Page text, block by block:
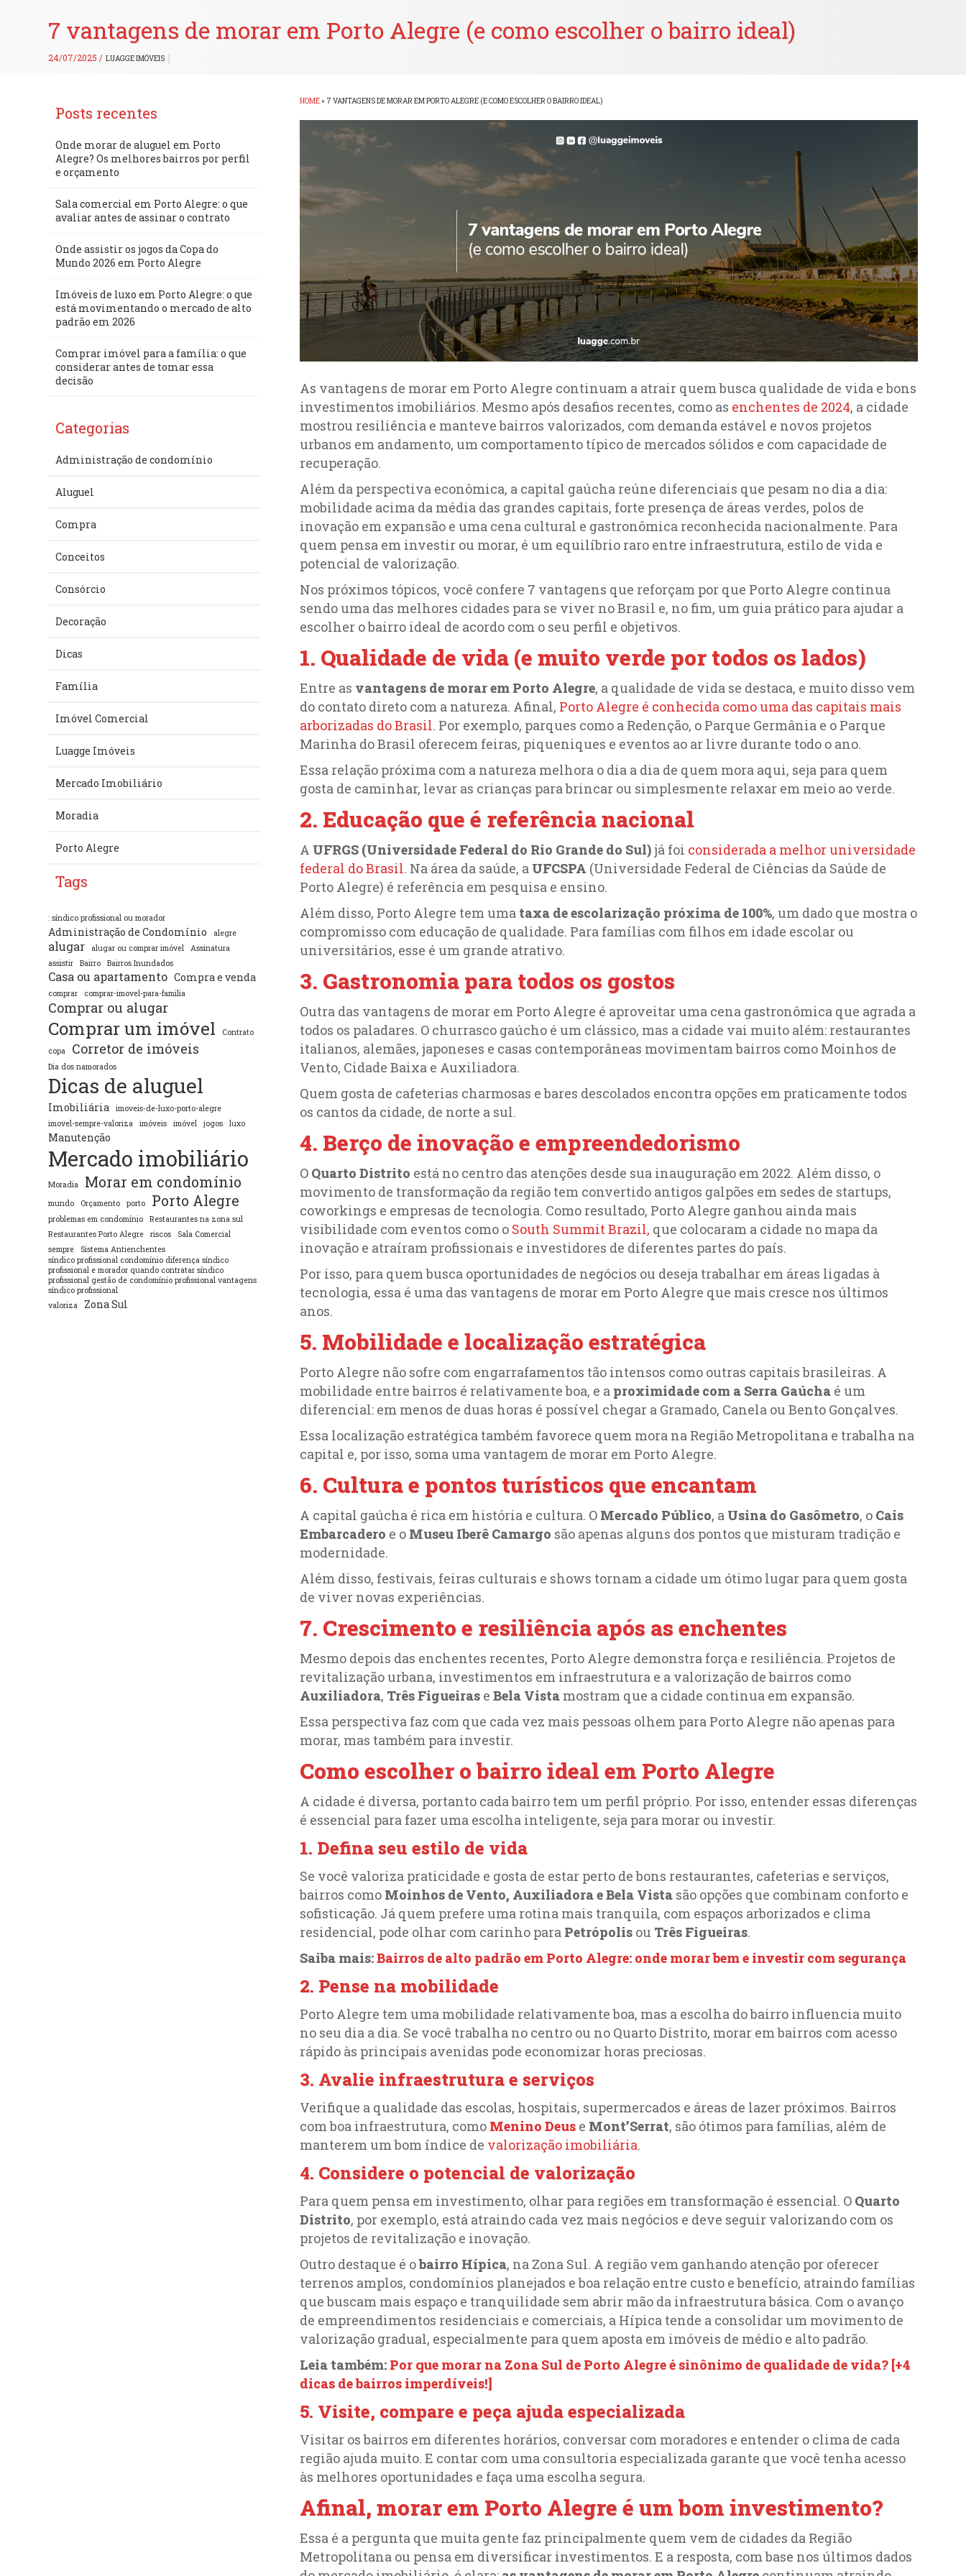
7 vantagens de morar em Porto Alegre (e como escolher o bairro ideal)
24/07/2025 / LUAGGE IMÓVEIS
HOME» 7 VANTAGENS DE MORAR EM PORTO ALEGRE (E COMO ESCOLHER O BAIRRO IDEAL)
As vantagens de morar em Porto Alegre continuam a atrair quem busca qualidade de vida e bons
investimentos imobiliários. Mesmo após desafios recentes, como as enchentes de 2024, a cidade
mostrou resiliência e manteve bairros valorizados, com demanda estável e novos projetos
urbanos em andamento, um comportamento típico de mercados sólidos e com capacidade de
recuperação.
Além da perspectiva econômica, a capital gaúcha reúne diferenciais que pesam no dia a dia:
mobilidade acima da média das grandes capitais, forte presença de áreas verdes, polos de
inovação em expansão e uma cena cultural e gastronômica reconhecida nacionalmente. Para
quem pensa em investir ou morar, é um equilíbrio raro entre infraestrutura, estilo de vida e
potencial de valorização.
Nos próximos tópicos, você confere 7 vantagens que reforçam por que Porto Alegre continua
sendo uma das melhores cidades para se viver no Brasil e, no fim, um guia prático para ajudar a
escolher o bairro ideal de acordo com o seu perfil e objetivos.
1. Qualidade de vida (e muito verde por todos os lados)
Entre as vantagens de morar em Porto Alegre, a qualidade de vida se destaca, e muito disso vem
do contato direto com a natureza. Afinal, Porto Alegre é conhecida como uma das capitais mais
arborizadas do Brasil. Por exemplo, parques como a Redenção, o Parque Germânia e o Parque
Marinha do Brasil oferecem feiras, piqueniques e eventos ao ar livre durante todo o ano.
Essa relação próxima com a natureza melhora o dia a dia de quem mora aqui, seja para quem
gosta de caminhar, levar as crianças para brincar ou simplesmente relaxar em meio ao verde.
2. Educação que é referência nacional
A UFRGS (Universidade Federal do Rio Grande do Sul)já foi considerada a melhor universidade
federal do Brasil. Na área da saúde, a UFCSPA (Universidade Federal de Ciências da Saúde de
Porto Alegre) é referência em pesquisa e ensino.
Além disso, Porto Alegre tem uma taxa de escolarização próxima de 100%, um dado que mostra o
compromisso com educação de qualidade. Para famílias com filhos em idade escolar ou
universitários, esse é um grande atrativo.
3. Gastronomia para todos os gostos
Outra das vantagens de morar em Porto Alegre é aproveitar uma cena gastronômica que agrada a
todos os paladares. O churrasco gaúcho é um clássico, mas a cidade vai muito além: restaurantes
italianos, alemães, japoneses e casas contemporâneas movimentam bairros como Moinhos de
Vento, Cidade Baixa e Auxiliadora.
Quem gosta de cafeterias charmosas e bares descolados encontra opções em praticamente todos
os cantos da cidade, de norte a sul.
4. Berço de inovação e empreendedorismo
O Quarto Distrito está no centro das atenções desde sua inauguração em 2022. Além disso, o
movimento de transformação da região tem convertido antigos galpões em sedes de startups,
coworkings e empresas de tecnologia. Como resultado, Porto Alegre ganhou ainda mais
visibilidade com eventos como o South Summit Brazil, que colocaram a cidade no mapa da
inovação e atraíram profissionais e investidores de diferentes partes do país.
Por isso, para quem busca oportunidades de negócios ou deseja trabalhar em áreas ligadas à
tecnologia, essa é uma das vantagens de morar em Porto Alegre que mais cresce nos últimos
anos.
5. Mobilidade e localização estratégica
Porto Alegre não sofre com engarrafamentos tão intensos como outras capitais brasileiras. A
mobilidade entre bairros é relativamente boa, e a proximidade com a Serra Gaúcha é um
diferencial: em menos de duas horas é possível chegar a Gramado, Canela ou Bento Gonçalves.
Essa localização estratégica também favorece quem mora na Região Metropolitana e trabalha na
capital e, por isso, soma uma vantagem de morar em Porto Alegre.
6. Cultura e pontos turísticos que encantam
A capital gaúcha é rica em história e cultura. O Mercado Público, a Usina do Gasômetro, o Cais
Embarcadero e o Museu Iberê Camargo são apenas alguns dos pontos que misturam tradição e
modernidade.
Além disso, festivais, feiras culturais e shows tornam a cidade um ótimo lugar para quem gosta
de viver novas experiências.
7. Crescimento e resiliência após as enchentes
Mesmo depois das enchentes recentes, Porto Alegre demonstra força e resiliência. Projetos de
revitalização urbana, investimentos em infraestrutura e a valorização de bairros como
Auxiliadora, Três Figueiras eBela Vista mostram que a cidade continua em expansão.
Essa perspectiva faz com que cada vez mais pessoas olhem para Porto Alegre não apenas para
morar, mas também para investir.
Como escolher o bairro ideal em Porto Alegre
A cidade é diversa, portanto cada bairro tem um perfil próprio. Por isso, entender essas diferenças
é essencial para fazer uma escolha inteligente, seja para morar ou investir.
1. Defina seu estilo de vida
Se você valoriza praticidade e gosta de estar perto de bons restaurantes, cafeterias e serviços,
bairros como Moinhos de Vento, Auxiliadora e Bela Vista são opções que combinam conforto e
sofisticação. Já quem prefere uma rotina mais tranquila, com espaços arborizados e clima
residencial, pode olhar com carinho para Petrópolis ou Três Figueiras.
Saiba mais:Bairros de alto padrão em Porto Alegre: onde morar bem e investir com segurança
2. Pense na mobilidade
Porto Alegre tem uma mobilidade relativamente boa, mas a escolha do bairro influencia muito
no seu dia a dia. Se você trabalha no centro ou no Quarto Distrito, morar em bairros com acesso
rápido às principais avenidas pode economizar horas preciosas.
3. Avalie infraestrutura e serviços
Verifique a qualidade das escolas, hospitais, supermercados e áreas de lazer próximos. Bairros
com boa infraestrutura, como Menino Deus e Mont’Serrat, são ótimos para famílias, além de
manterem um bom índice de valorização imobiliária.
4. Considere o potencial de valorização
Para quem pensa em investimento, olhar para regiões em transformação é essencial. O Quarto
Distrito, por exemplo, está atraindo cada vez mais negócios e deve seguir valorizando com os
projetos de revitalização e inovação.
Outro destaque é obairro Hípica, na Zona Sul. A região vem ganhando atenção por oferecer
terrenos amplos, condomínios planejados e boa relação entre custo e benefício, atraindo famílias
que buscam mais espaço e tranquilidade sem abrir mão da infraestrutura básica. Com o avanço
de empreendimentos residenciais e comerciais, a Hípica tende a consolidar um movimento de
valorização gradual, especialmente para quem aposta em imóveis de médio e alto padrão.
Leia também: Por que morar na Zona Sul de Porto Alegre é sinônimo de qualidade de vida? [+4
dicas de bairros imperdíveis!]
5. Visite, compare e peça ajuda especializada
Visitar os bairros em diferentes horários, conversar com moradores e entender o clima de cada
região ajuda muito. E contar com uma consultoria especializada garante que você tenha acesso
às melhores oportunidades e faça uma escolha segura.
Afinal, morar em Porto Alegre é um bom investimento?
Essa é a pergunta que muita gente faz principalmente quem vem de cidades da Região
Metropolitana ou pensa em diversificar investimentos. E a resposta, com base nos últimos dados
Posts recentes
Onde morar de aluguel em Porto
Alegre? Os melhores bairros por perfil
e orçamento
Sala comercial em Porto Alegre: o que
avaliar antes de assinar o contrato
Onde assistir os jogos da Copa do
Mundo 2026 em Porto Alegre
Imóveis de luxo em Porto Alegre: o que
está movimentando o mercado de alto
padrão em 2026
Comprar imóvel para a família: o que
considerar antes de tomar essa
decisão
Categorias
Administração de condomínio
Aluguel
Compra
Conceitos
Consórcio
Decoração
Dicas
Família
Imóvel Comercial
Luagge Imóveis
Mercado Imobiliário
Moradia
Porto Alegre
Tags
: síndico profissional ou morador
Administração de Condomínio alegre
alugar alugar ou comprar imóvel
Assinatura
assistir
Bairro Bairros Inundados
Casa ou apartamento Compra e venda
comprar comprar-imovel-para-familia
Comprar ou alugar
Comprar um imóvel
Contrato
copa
Corretor de imóveis
Dia dos namorados
Dicas de aluguel
Imobiliária
imoveis-de-luxo-porto-alegre
imovel-sempre-valoriza
imóveis imóvel jogos luxo
Manutenção
Mercado imobiliário
Moradia Morar em condomínio
mundo Orçamento porto Porto Alegre
problemas em condomínio
Restaurantes na zona sul
Restaurantes Porto Alegre
riscos
Sala Comercial
sempre
Sistema Antienchentes
síndico profissional condomínio diferença síndico
profissional e morador quando contratar síndico
profissional gestão de condomínio profissional vantagens
síndico profissional
valoriza
Zona Sul